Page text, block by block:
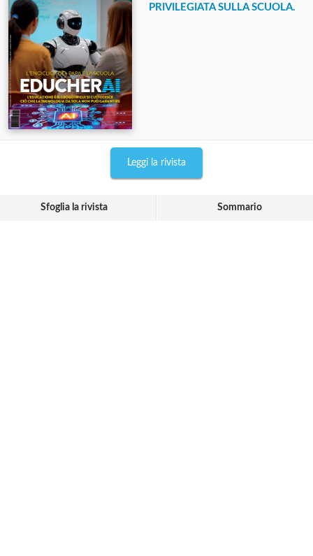
PRIVILEGIATA SULLA SCUOLA.
Leggi la rivista
Sfoglia la rivista Sommario